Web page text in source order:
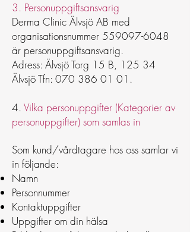
3. Personuppgiftsansvarig
Derma Clinic Älvsjö AB med
organisationsnummer 559097-6048
är personuppgiftsansvarig.
Adress: Älvsjö Torg 15 B, 125 34
Älvsjö Tfn: 070 386 01 01 .
4. Vilka personuppgifter (Kategorier av
personuppgifter) som samlas in
Som kund/vårdtagare hos oss samlar vi
in följande:
Namn
Personnummer
Kontaktuppgifter
Uppgifter om din hälsa